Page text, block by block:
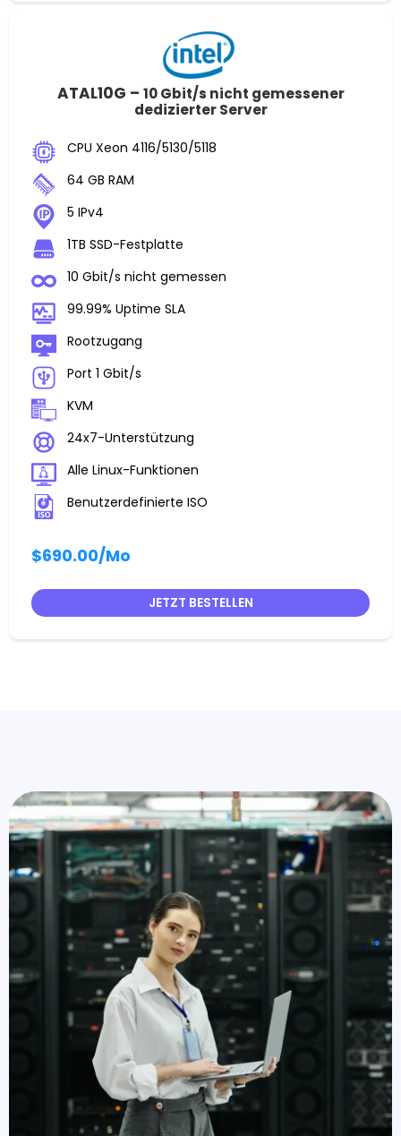
ATAL10G – 10 Gbit/s nicht gemessener
dedizierter Server
CPU Xeon 4116/5130/5118
64 GB RAM
5 IPv4
1TB SSD-Festplatte
10 Gbit/s nicht gemessen
99.99% Uptime SLA
Rootzugang
Port 1 Gbit/s
KVM
24x7-Unterstützung
Alle Linux-Funktionen
Benutzerdefinierte ISO
$690.00/Mo
JETZT BESTELLEN